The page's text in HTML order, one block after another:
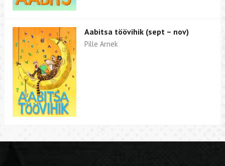
Aabitsa töövihik (sept – nov)
Pille Arnek